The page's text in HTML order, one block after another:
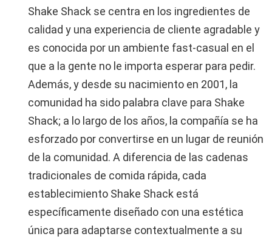
Shake Shack se centra en los ingredientes de
calidad y una experiencia de cliente agradable y
es conocida por un ambiente fast-casual en el
que a la gente no le importa esperar para pedir.
Además, y desde su nacimiento en 2001, la
comunidad ha sido palabra clave para Shake
Shack; a lo largo de los años, la compañía se ha
esforzado por convertirse en un lugar de reunión
de la comunidad. A diferencia de las cadenas
tradicionales de comida rápida, cada
establecimiento Shake Shack está
específicamente diseñado con una estética
única para adaptarse contextualmente a su